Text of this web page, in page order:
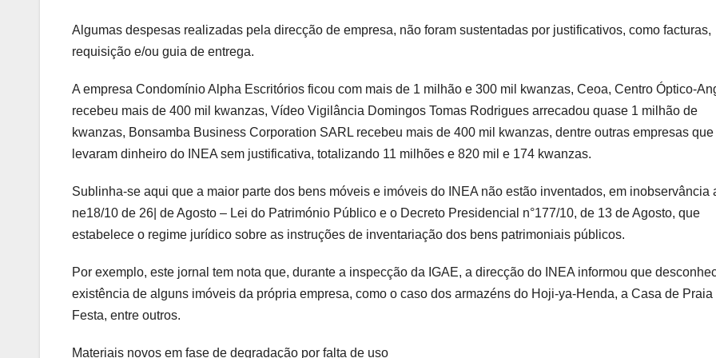
Algumas despesas realizadas pela direcção de empresa, não foram sustentadas por justificativos, como facturas,
requisição e/ou guia de entrega.
A empresa Condomínio Alpha Escritórios ficou com mais de 1 milhão e 300 mil kwanzas, Ceoa, Centro Óptico-
recebeu mais de 400 mil kwanzas, Vídeo Vigilância Domingos Tomas Rodrigues arrecadou quase 1 milhão de
kwanzas, Bonsamba Business Corporation SARL recebeu mais de 400 mil kwanzas, dentre outras empresas que
levaram dinheiro do INEA sem justificativa, totalizando 11 milhões e 820 mil e 174 kwanzas.
Sublinha-se aqui que a maior parte dos bens móveis e imóveis do INEA não estão inventados, em inobservância
ne18/10 de 26| de Agosto – Lei do Património Público e o Decreto Presidencial n°177/10, de 13 de Agosto, que
estabelece o regime jurídico sobre as instruções de inventariação dos bens patrimoniais públicos.
Por exemplo, este jornal tem nota que, durante a inspecção da IGAE, a direcção do INEA informou que
existência de alguns imóveis da própria empresa, como o caso dos armazéns do Hoji-ya-Henda, a Casa de Praia
Festa, entre outros.
Materiais novos em fase de degradação por falta de uso